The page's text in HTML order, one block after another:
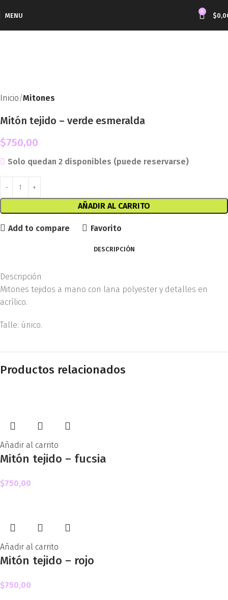
MENU
0
$
Inicio Mitones
Mitón tejido – verde esmeralda
$750,00
Solo quedan 2 disponibles (puede reservarse)
AÑADIR AL CARRITO
Add to compare Favorito
DESCRIPCIÓN
Descripción
Mitones tejidos a mano con lana polyester y detalles en
acrílico.
Talle: único.
Productos relacionados
Añadir al carrito
Mitón tejido – fucsia
$750,00
Añadir al carrito
Mitón tejido – rojo
$750,00